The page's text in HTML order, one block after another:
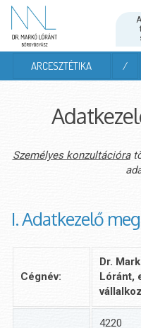
ARCESZTÉTIKA /
Személyes konzultációra
I. Adatkezelő
Cégnév:
Dr.
Lóránt,
4220